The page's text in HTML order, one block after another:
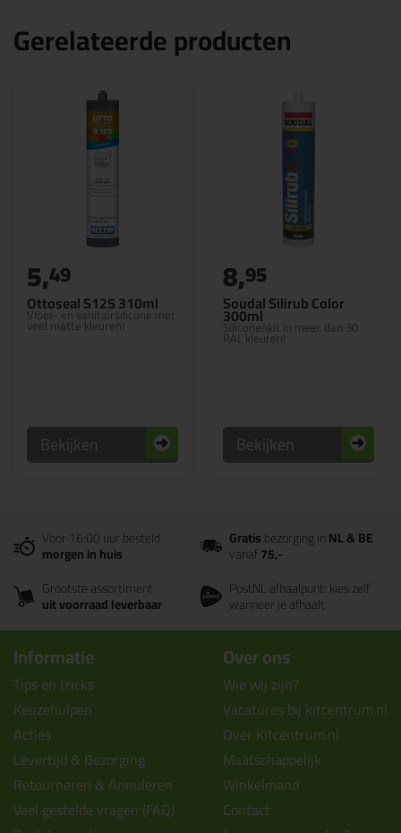
Gerelateerde producten
Ottoseal S125 310ml
Vloer- en sanitairsilicone met
veel matte kleuren!
5,49
Bekijken
Soudal Silirub Color
300ml
Siliconenkit in meer dan 30
RAL kleuren!
8,95
Bekijken
Voor 16:00 uur besteld
morgen in huis
Gratisbezorging inNL & BE
vanaf75,-
Grootste assortiment
uit voorraad leverbaar
PostNL afhaalpunt: kies zelf
wanneer je afhaalt
Informatie
Tips en tricks
Keuzehulpen
Acties
Levertijd & Bezorging
Retourneren & Annuleren
Veel gestelde vragen (FAQ)
Over ons
Wie wij zijn?
Vacatures bij kitcentrum.nl
Over Kitcentrum.nl
Maatschappelijk
Winkelmand
Contact